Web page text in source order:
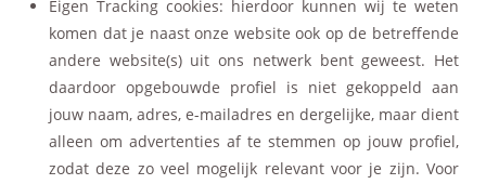
Eigen Tracking cookies: hierdoor kunnen wij te weten
komen dat je naast onze website ook op de betreffende
andere website(s) uit ons netwerk bent geweest. Het
daardoor opgebouwde profiel is niet gekoppeld aan
jouw naam, adres, e-mailadres en dergelijke, maar dient
alleen om advertenties af te stemmen op jouw profiel,
zodat deze zo veel mogelijk relevant voor je zijn. Voor